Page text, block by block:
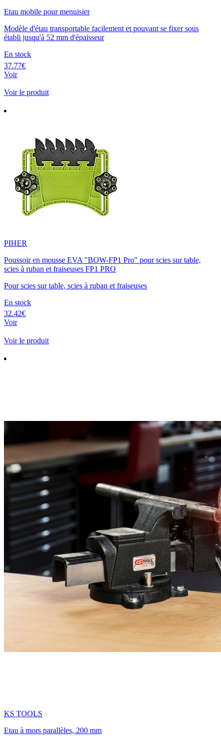
Etau mobile pour menuisier
Modèle d'étau transportable facilement et pouvant se fixer sous
établi jusqu'à 52 mm d'épaisseur
En stock
37.77€
Voir
Voir le produit
PIHER
Poussoir en mousse EVA "BOW-FP1 Pro" pour scies sur table,
scies à ruban et fraiseuses FP1 PRO
Pour scies sur table, scies à ruban et fraiseuses
En stock
32.42€
Voir
Voir le produit
KS TOOLS
Etau à mors parallèles, 200 mm